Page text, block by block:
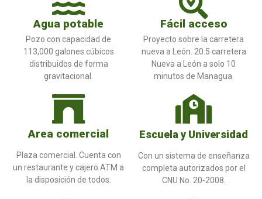
Agua potable
Pozo con capacidad de
113,000 galones cúbicos
distribuidos de forma
gravitacional.
Fácil acceso
Proyecto sobre la carretera
nueva a León. 20.5 carretera
Nueva a León a solo 10
minutos de Managua.
Area comercial
Plaza comercial. Cuenta con
un restaurante y cajero ATM a
la disposición de todos.
Escuela y Universidad
Con un sistema de enseñanza
completa autorizados por el
CNU No. 20-2008.